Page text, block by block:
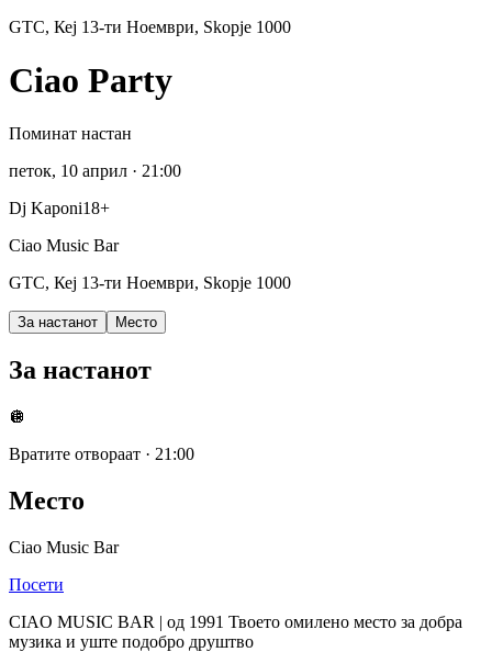
GTC, Кеј 13-ти Ноември, Skopje 1000
Ciao Party
Поминат настан
петок, 10 април · 21:00
Dj Kaponi18+
Ciao Music Bar
GTC, Кеј 13-ти Ноември, Skopje 1000
За настанот Место
За настанот
🪩
Вратите отвораат · 21:00
Место
Ciao Music Bar
Посети
CIAO MUSIC BAR | од 1991 Твоето омилено место за добра
музика и уште подобро друштвo